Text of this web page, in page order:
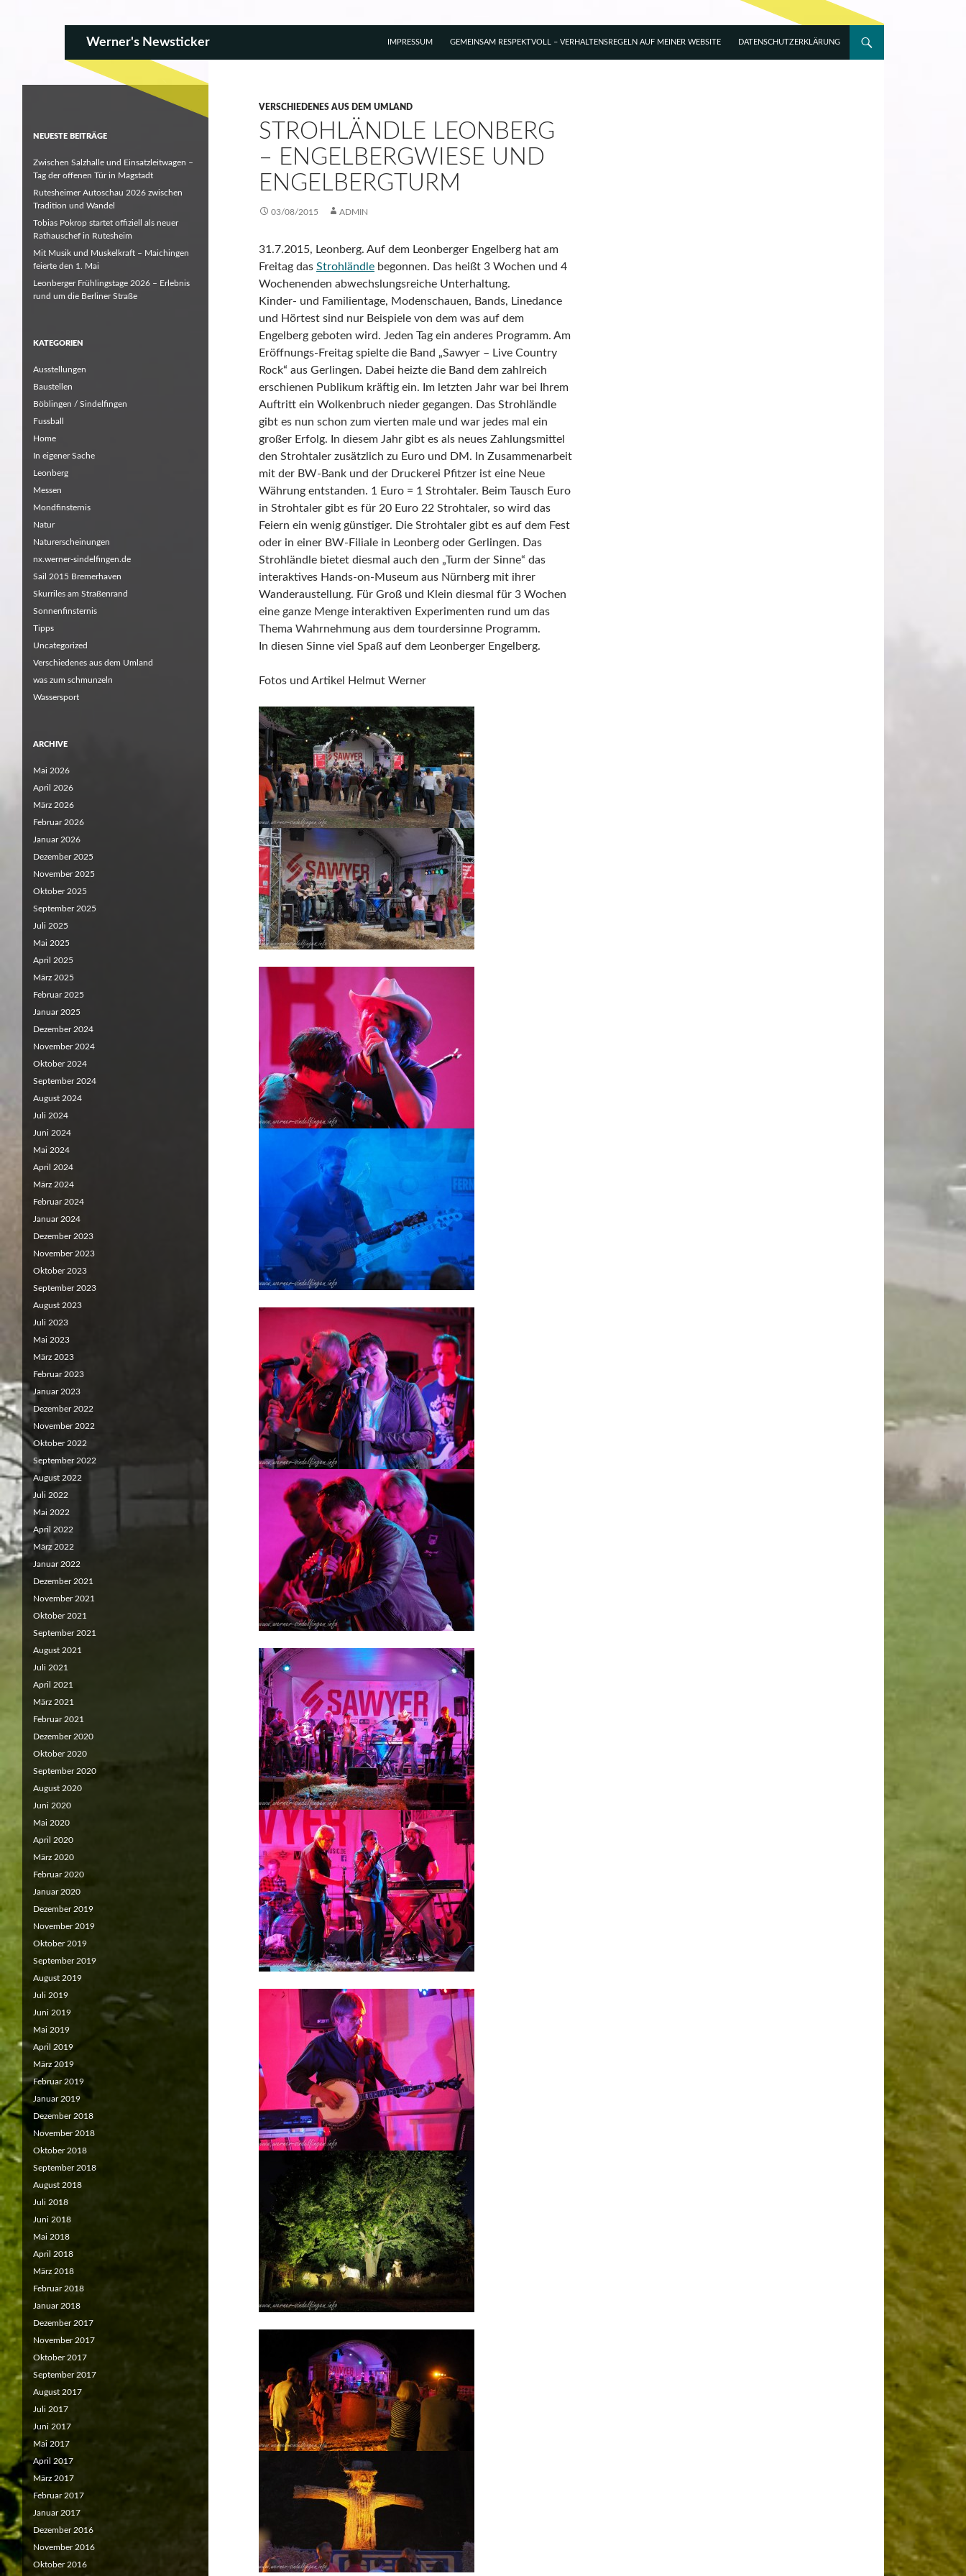
Werner's Newsticker
DATENSCHUTZERKLÄRUNG
GEMEINSAM RESPEKTVOLL – VERHALTENSREGELN AUF MEINER WEBSITE
IMPRESSUM
VERSCHIEDENES AUS DEM UMLAND
STROHLÄNDLE LEONBERG
– ENGELBERGWIESE UND
ENGELBERGTURM
03/08/2015 ADMIN
31.7.2015, Leonberg. Auf dem Leonberger Engelberg hat am
Freitag das Strohländle begonnen. Das heißt 3 Wochen und 4
Wochenenden abwechslungsreiche Unterhaltung.
Kinder- und Familientage, Modenschauen, Bands, Linedance
und Hörtest sind nur Beispiele von dem was auf dem
Engelberg geboten wird. Jeden Tag ein anderes Programm. Am
Eröffnungs-Freitag spielte die Band „Sawyer – Live Country
Rock“ aus Gerlingen. Dabei heizte die Band dem zahlreich
erschienen Publikum kräftig ein. Im letzten Jahr war bei Ihrem
Auftritt ein Wolkenbruch nieder gegangen. Das Strohländle
gibt es nun schon zum vierten male und war jedes mal ein
großer Erfolg. In diesem Jahr gibt es als neues Zahlungsmittel
den Strohtaler zusätzlich zu Euro und DM. In Zusammenarbeit
mit der BW-Bank und der Druckerei Pfitzer ist eine Neue
Währung entstanden. 1 Euro = 1 Strohtaler. Beim Tausch Euro
in Strohtaler gibt es für 20 Euro 22 Strohtaler, so wird das
Feiern ein wenig günstiger. Die Strohtaler gibt es auf dem Fest
oder in einer BW-Filiale in Leonberg oder Gerlingen. Das
Strohländle bietet diesmal auch den „Turm der Sinne“ das
interaktives Hands-on-Museum aus Nürnberg mit ihrer
Wanderaustellung. Für Groß und Klein diesmal für 3 Wochen
eine ganze Menge interaktiven Experimenten rund um das
Thema Wahrnehmung aus dem tourdersinne Programm.
In diesen Sinne viel Spaß auf dem Leonberger Engelberg.
Fotos und Artikel Helmut Werner
NEUESTE BEITRÄGE
Zwischen Salzhalle und Einsatzleitwagen –
Tag der offenen Tür in Magstadt
Rutesheimer Autoschau 2026 zwischen
Tradition und Wandel
Tobias Pokrop startet offiziell als neuer
Rathauschef in Rutesheim
Mit Musik und Muskelkraft – Maichingen
feierte den 1. Mai
Leonberger Frühlingstage 2026 – Erlebnis
rund um die Berliner Straße
KATEGORIEN
Ausstellungen
Baustellen
Böblingen / Sindelfingen
Fussball
Home
In eigener Sache
Leonberg
Messen
Mondfinsternis
Natur
Naturerscheinungen
nx.werner-sindelfingen.de
Sail 2015 Bremerhaven
Skurriles am Straßenrand
Sonnenfinsternis
Tipps
Uncategorized
Verschiedenes aus dem Umland
was zum schmunzeln
Wassersport
ARCHIVE
Mai 2026
April 2026
März 2026
Februar 2026
Januar 2026
Dezember 2025
November 2025
Oktober 2025
September 2025
Juli 2025
Mai 2025
April 2025
März 2025
Februar 2025
Januar 2025
Dezember 2024
November 2024
Oktober 2024
September 2024
August 2024
Juli 2024
Juni 2024
Mai 2024
April 2024
März 2024
Februar 2024
Januar 2024
Dezember 2023
November 2023
Oktober 2023
September 2023
August 2023
Juli 2023
Mai 2023
März 2023
Februar 2023
Januar 2023
Dezember 2022
November 2022
Oktober 2022
September 2022
August 2022
Juli 2022
Mai 2022
April 2022
März 2022
Januar 2022
Dezember 2021
November 2021
Oktober 2021
September 2021
August 2021
Juli 2021
April 2021
März 2021
Februar 2021
Dezember 2020
Oktober 2020
September 2020
August 2020
Juni 2020
Mai 2020
April 2020
März 2020
Februar 2020
Januar 2020
Dezember 2019
November 2019
Oktober 2019
September 2019
August 2019
Juli 2019
Juni 2019
Mai 2019
April 2019
März 2019
Februar 2019
Januar 2019
Dezember 2018
November 2018
Oktober 2018
September 2018
August 2018
Juli 2018
Juni 2018
Mai 2018
April 2018
März 2018
Februar 2018
Januar 2018
Dezember 2017
November 2017
Oktober 2017
September 2017
August 2017
Juli 2017
Juni 2017
Mai 2017
April 2017
März 2017
Februar 2017
Januar 2017
Dezember 2016
November 2016
Oktober 2016